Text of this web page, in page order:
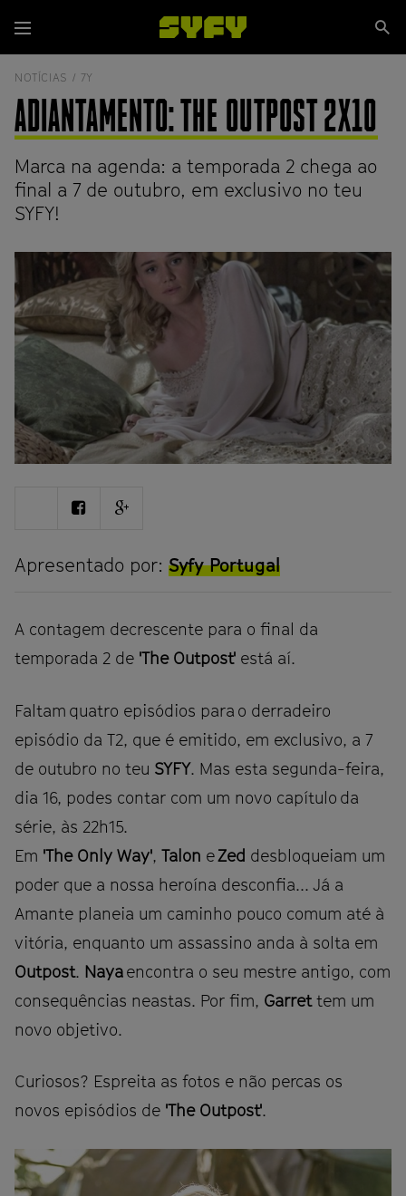
para
o
conteúdo
Menu
NOTÍCIAS / 7Y
ADIANTAMENTO: THE OUTPOST 2X10
Marca na agenda: a temporada 2 chega ao
final a 7 de outubro, em exclusivo no teu
SYFY!
ShareShare Share
plus
Apresentado por: Syfy Portugal
A contagem decrescente para o final da
temporada 2 de 'The Outpost' está aí.
Faltam quatro episódios para o derradeiro
episódio da T2, que é emitido, em exclusivo, a 7
de outubro no teu SYFY. Mas esta segunda-feira,
dia 16, podes contar com um novo capítulo da
série, às 22h15.
Em 'The Only Way', Talon eZed desbloqueiam um
poder que a nossa heroína desconfia... Já a
Amante planeia um caminho pouco comum até à
vitória, enquanto um assassino anda à solta em
Outpost. Nayaencontra o seu mestre antigo, com
consequências neastas. Por fim, Garrettem um
novo objetivo.
Curiosos? Espreita as fotos e não percas os
novos episódios de 'The Outpost'.